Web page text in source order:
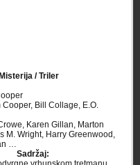
/ Triler
Cooper, Bill Collage, E.O.
Karen Gillan, Marton
M. Wright, Harry Greenwood,
…
Sadržaj: